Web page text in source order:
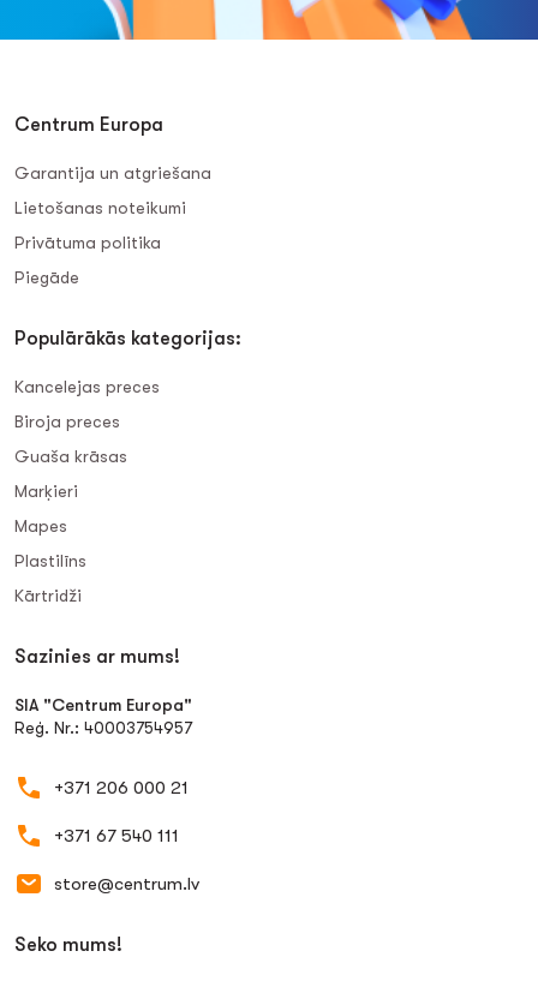
Centrum Europa
Garantija un atgriešana
Lietošanas noteikumi
Privātuma politika
Piegāde
Populārākās kategorijas:
Kancelejas preces
Biroja preces
Guaša krāsas
Marķieri
Mapes
Plastilīns
Kārtridži
Sazinies ar mums!
SIA "Centrum Europa"
Reģ. Nr.: 40003754957
+371 206 000 21
+371 67 540 111
store@centrum.lv
Seko mums!